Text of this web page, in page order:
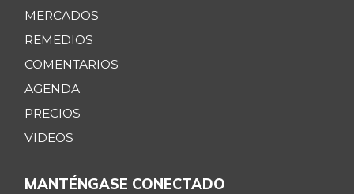
MERCADOS
REMEDIOS
COMENTARIOS
AGENDA
PRECIOS
VIDEOS
MANTÉNGASE CONECTADO